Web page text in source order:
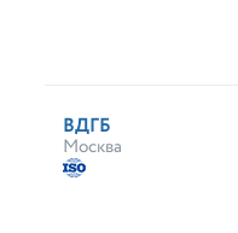
ВДГБ
Москва